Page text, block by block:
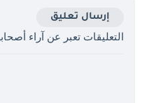
إرسال تعليق
التعليقات تعبر عن آراء